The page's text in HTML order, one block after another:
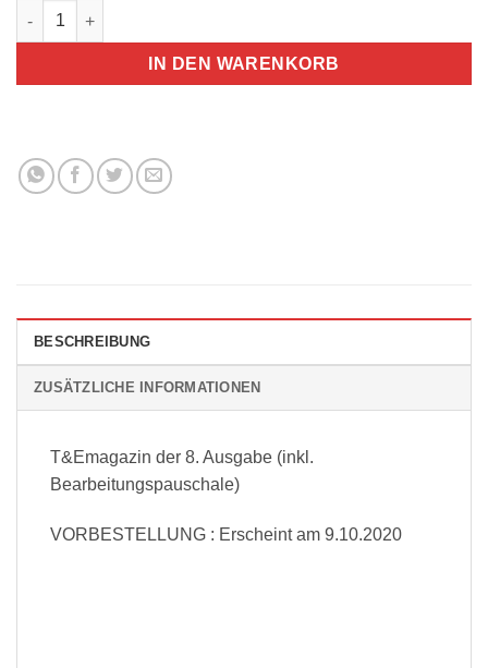
T&Emagazin 8. Ausgabe 1x Menge
IN DEN WARENKORB
BESCHREIBUNG
ZUSÄTZLICHE INFORMATIONEN
T&Emagazin der 8. Ausgabe (inkl.
Bearbeitungspauschale)
VORBESTELLUNG : Erscheint am 9.10.2020